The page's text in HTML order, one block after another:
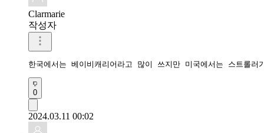
Clarmarie
작성자
한국에서는 베이비캐리어라고 많이 쓰지만 미국에서는 스트롤
0
2024.03.11 00:02